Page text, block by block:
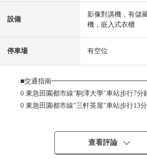
設備
影像對講機，有儲
機，嵌入式衣櫃
停車場 有空位
■交通指南━━━━━━━━━━━━━━━
0 東急田園都市線"駒澤大學"車站步行7分
0 東急田園都市線"三軒茶屋"車站步行13
■推薦重點
0 私人使用面積51.49平方公尺
查看評論